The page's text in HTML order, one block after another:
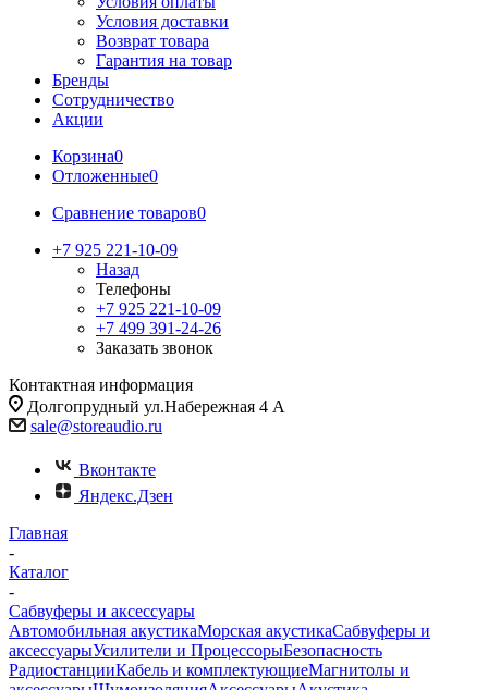
Условия доставки
Возврат товара
Гарантия на товар
Бренды
Сотрудничество
Акции
Корзина0
Отложенные0
Сравнение товаров0
+7 925 221-10-09
Назад
Телефоны
+7 925 221-10-09
+7 499 391-24-26
Заказать звонок
Контактная информация
Долгопрудный ул.Набережная 4 А
sale@storeaudio.ru
Вконтакте
Яндекс.Дзен
Главная
-
Каталог
-
Сабвуферы и аксессуары
Автомобильная акустикаМорская акустикаСабвуферы и
аксессуарыУсилители и ПроцессорыБезопасность
РадиостанцииКабель и комплектующиеМагнитолы и